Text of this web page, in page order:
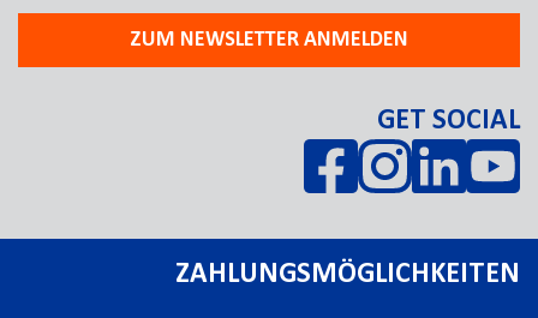
ZUM NEWSLETTER ANMELDEN
GET SOCIAL
ZAHLUNGSMÖGLICHKEITEN